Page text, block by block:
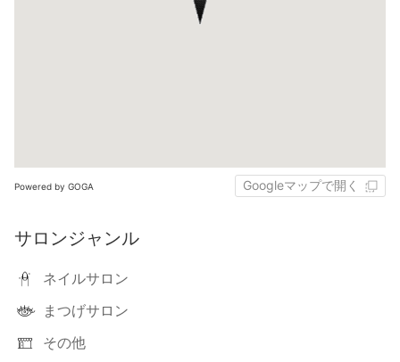
Powered by GOGA Googleマップで開く
サロンジャンル
ネイルサロン
まつげサロン
その他